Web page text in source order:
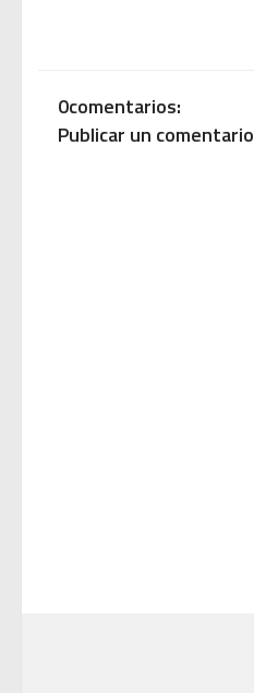
0comentarios:
Publicar un comentario